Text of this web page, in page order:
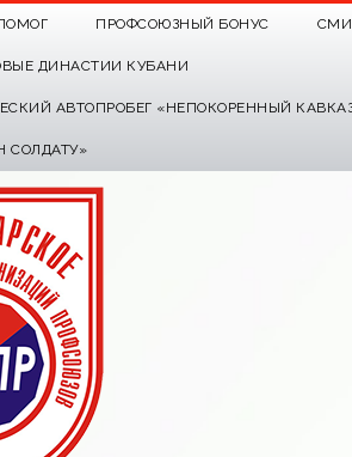
ПРОФСОЮЗНЫЙ БОНУС
ДИНАСТИИ КУБАНИ
АВТОПРОБЕГ «НЕПОКОРЕННЫЙ
СОЛДАТУ»